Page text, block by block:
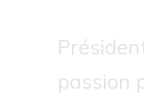
passion